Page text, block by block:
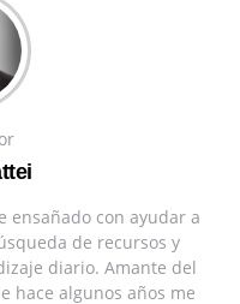
ensañado con ayudar a
de recursos y
diario. Amante del
hace algunos años me